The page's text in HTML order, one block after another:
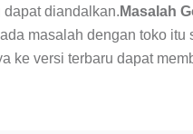
diandalkan. Masalah
masalah dengan toko itu
ke versi terbaru dapat